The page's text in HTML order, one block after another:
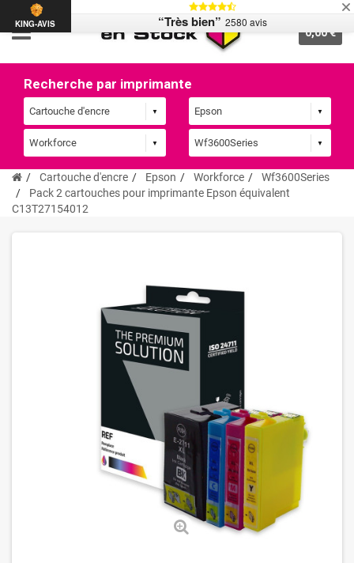
0,00 €
Recherche par imprimante
Cartouche d'encre Epson Workforce
Wf3600Series
Pack 2 cartouches pour imprimante Epson équivalent
C13T27154012
KING-AVIS “Très bien” 2580 avis